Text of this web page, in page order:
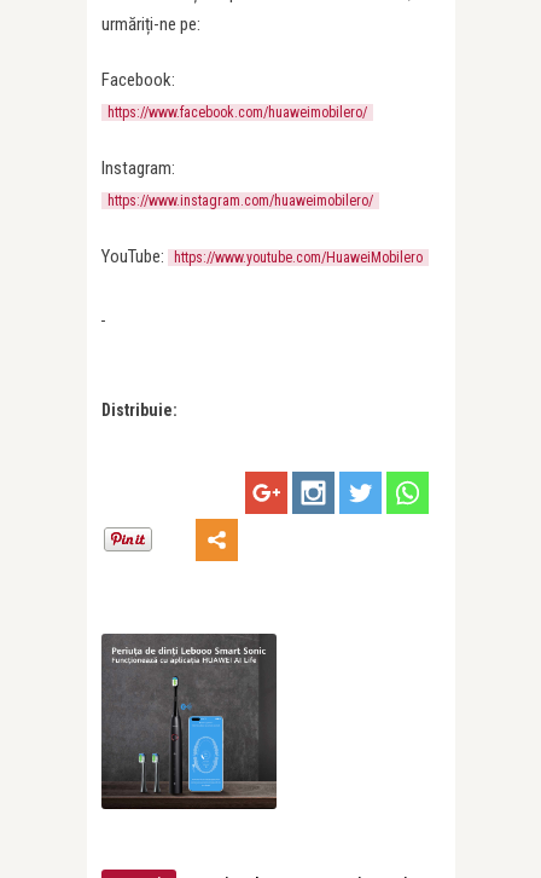
urmăriți-ne pe:
Facebook:
https://www.facebook.com/huaweimobilero/
Instagram:
https://www.instagram.com/huaweimobilero/
YouTube: https://www.youtube.com/HuaweiMobilero
Distribuie: